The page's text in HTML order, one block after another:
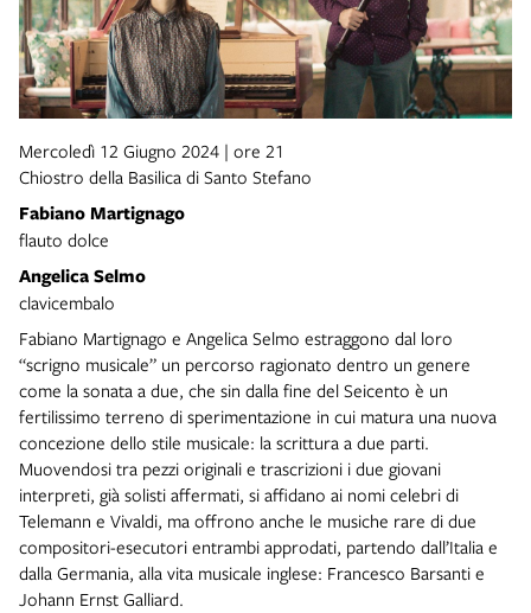
Mercoledì 12 Giugno 2024 | ore 21
Chiostro della Basilica di Santo Stefano
Fabiano Martignago
flauto dolce
Angelica Selmo
clavicembalo
Fabiano Martignago e Angelica Selmo estraggono dal loro
“scrigno musicale” un percorso ragionato dentro un genere
come la sonata a due, che sin dalla fine del Seicento è un
fertilissimo terreno di sperimentazione in cui matura una nuova
concezione dello stile musicale: la scrittura a due parti.
Muovendosi tra pezzi originali e trascrizioni i due giovani
interpreti, già solisti affermati, si affidano ai nomi celebri di
Telemann e Vivaldi, ma offrono anche le musiche rare di due
compositori-esecutori entrambi approdati, partendo dall’Italia e
dalla Germania, alla vita musicale inglese: Francesco Barsanti e
Johann Ernst Galliard.